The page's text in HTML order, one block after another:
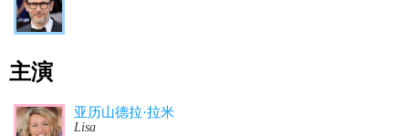
主演
亚历山德拉·拉米
Lisa